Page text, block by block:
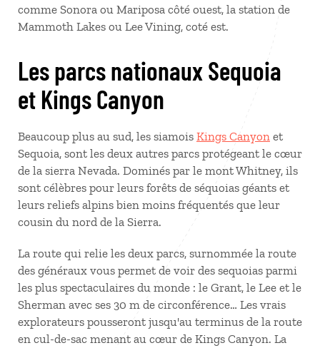
comme Sonora ou Mariposa côté ouest, la station de
Mammoth Lakes ou Lee Vining, coté est.
Les parcs nationaux Sequoia
et Kings Canyon
Beaucoup plus au sud, les siamois Kings Canyon et
Sequoia, sont les deux autres parcs protégeant le cœur
de la sierra Nevada. Dominés par le mont Whitney, ils
sont célèbres pour leurs forêts de séquoias géants et
leurs reliefs alpins bien moins fréquentés que leur
cousin du nord de la Sierra.
La route qui relie les deux parcs, surnommée la route
des généraux vous permet de voir des sequoias parmi
les plus spectaculaires du monde : le Grant, le Lee et le
Sherman avec ses 30 m de circonférence… Les vrais
explorateurs pousseront jusqu'au terminus de la route
en cul-de-sac menant au cœur de Kings Canyon. La